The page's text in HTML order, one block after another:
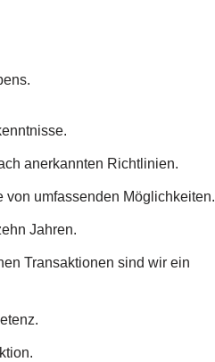
anerkannten Richtlinien.
von umfassenden Möglichkeiten.
Jahren.
Transaktionen sind wir ein